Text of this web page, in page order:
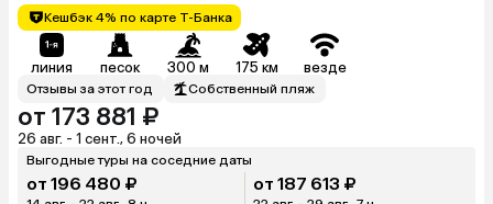
Кешбэк 4% по карте Т-Банка
линия песок 300 м 175 км везде
Отзывы за этот год Собственный пляж
от 173 881 ₽
26 авг. - 1 сент., 6 ночей
Выгодные туры на соседние даты
от 196 480 ₽ от 187 613 ₽